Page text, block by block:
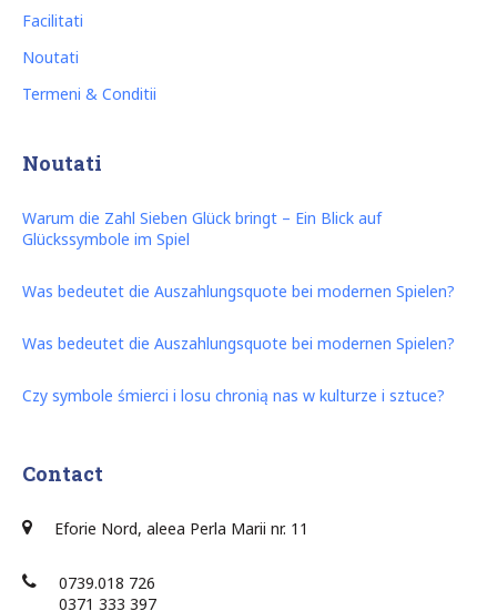
Facilitati
Noutati
Termeni & Conditii
Noutati
Warum die Zahl Sieben Glück bringt – Ein Blick auf
Glückssymbole im Spiel
Was bedeutet die Auszahlungsquote bei modernen Spielen?
Was bedeutet die Auszahlungsquote bei modernen Spielen?
Czy symbole śmierci i losu chronią nas w kulturze i sztuce?
Contact
Eforie Nord, aleea Perla Marii nr. 11
0739.018 726
0371 333 397